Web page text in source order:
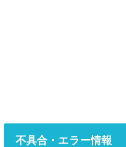
不具合・エラー情報